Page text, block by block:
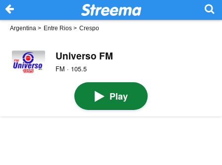
Argentina > Entre Rios > Crespo
Universo FM
FM · 105.5
Play